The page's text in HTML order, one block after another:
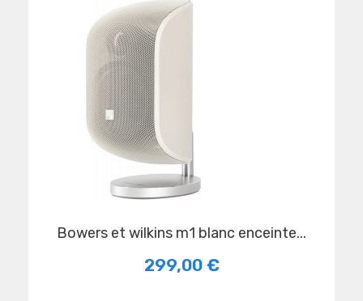
bowers et wilkins m1 blanc enceinte...
299,00 €